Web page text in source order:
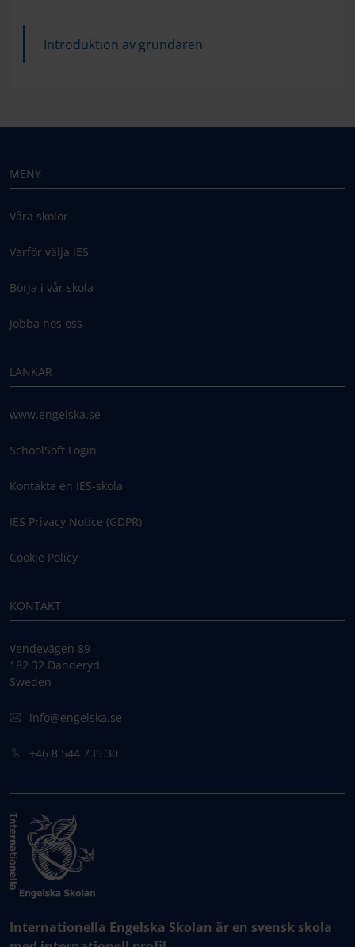
Introduktion av grundaren
MENY
Våra skolor
Varför välja IES
Börja i vår skola
Jobba hos oss
LÄNKAR
www.engelska.se
SchoolSoft Login
Kontakta en IES-skola
IES Privacy Notice (GDPR)
Cookie Policy
KONTAKT
Vendevägen 89
182 32 Danderyd,
Sweden
info@engelska.se
+46 8 544 735 30
Internationella Engelska Skolan är en svensk skola